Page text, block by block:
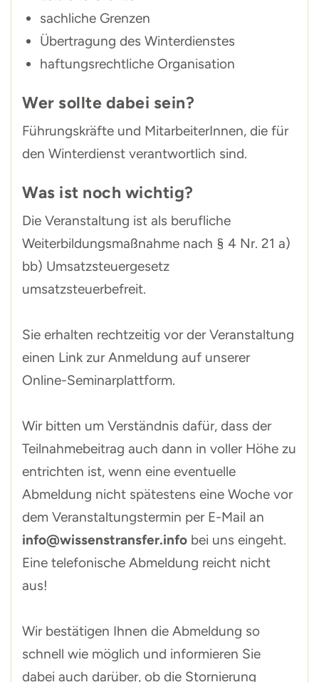
sachliche Grenzen
Übertragung des Winterdienstes
haftungsrechtliche Organisation
Wer sollte dabei sein?
Führungskräfte und MitarbeiterInnen, die für
den Winterdienst verantwortlich sind.
Was ist noch wichtig?
Die Veranstaltung ist als berufliche
Weiterbildungsmaßnahme nach § 4 Nr. 21 a)
bb) Umsatzsteuergesetz
umsatzsteuerbefreit.
Sie erhalten rechtzeitig vor der Veranstaltung
einen Link zur Anmeldung auf unserer
Online-Seminarplattform.
Wir bitten um Verständnis dafür, dass der
Teilnahmebeitrag auch dann in voller Höhe zu
entrichten ist, wenn eine eventuelle
Abmeldung nicht spätestens eine Woche vor
dem Veranstaltungstermin per E-Mail an
info@wissenstransfer.info bei uns eingeht.
Eine telefonische Abmeldung reicht nicht
aus!
Wir bestätigen Ihnen die Abmeldung so
schnell wie möglich und informieren Sie
dabei auch darüber, ob die Stornierung